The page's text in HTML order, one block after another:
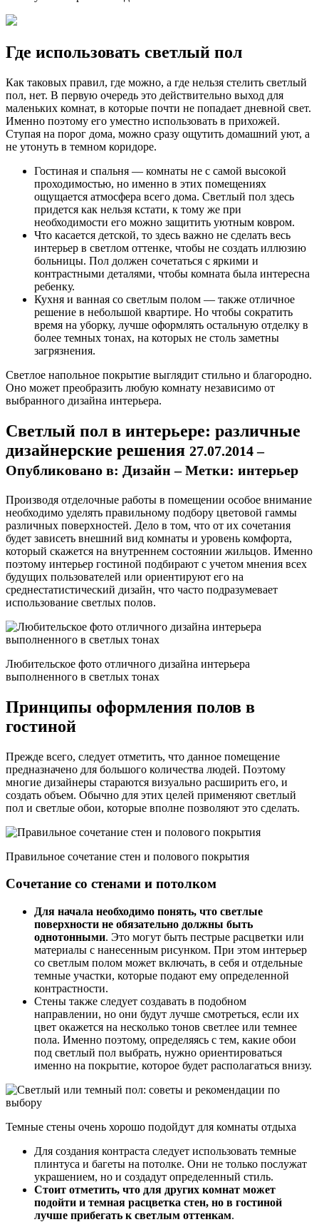
Где использовать светлый пол
Как таковых правил, где можно, а где нельзя стелить светлый
пол, нет. В первую очередь это действительно выход для
маленьких комнат, в которые почти не попадает дневной свет.
Именно поэтому его уместно использовать в прихожей.
Ступая на порог дома, можно сразу ощутить домашний уют, а
не утонуть в темном коридоре.
Гостиная и спальня — комнаты не с самой высокой
проходимостью, но именно в этих помещениях
ощущается атмосфера всего дома. Светлый пол здесь
придется как нельзя кстати, к тому же при
необходимости его можно защитить уютным ковром.
Что касается детской, то здесь важно не сделать весь
интерьер в светлом оттенке, чтобы не создать иллюзию
больницы. Пол должен сочетаться с яркими и
контрастными деталями, чтобы комната была интересна
ребенку.
Кухня и ванная со светлым полом — также отличное
решение в небольшой квартире. Но чтобы сократить
время на уборку, лучше оформлять остальную отделку в
более темных тонах, на которых не столь заметны
загрязнения.
Светлое напольное покрытие выглядит стильно и благородно.
Оно может преобразить любую комнату независимо от
выбранного дизайна интерьера.
Светлый пол в интерьере: различные
дизайнерские решения 27.07.2014 –
Опубликовано в: Дизайн – Метки: интерьер
Производя отделочные работы в помещении особое внимание
необходимо уделять правильному подбору цветовой гаммы
различных поверхностей. Дело в том, что от их сочетания
будет зависеть внешний вид комнаты и уровень комфорта,
который скажется на внутреннем состоянии жильцов. Именно
поэтому интерьер гостиной подбирают с учетом мнения всех
будущих пользователей или ориентируют его на
среднестатистический дизайн, что часто подразумевает
использование светлых полов.
Любительское фото отличного дизайна интерьера
выполненного в светлых тонах
Принципы оформления полов в
гостиной
Прежде всего, следует отметить, что данное помещение
предназначено для большого количества людей. Поэтому
многие дизайнеры стараются визуально расширить его, и
создать объем. Обычно для этих целей применяют светлый
пол и светлые обои, которые вполне позволяют это сделать.
Правильное сочетание стен и полового покрытия
Сочетание со стенами и потолком
Для начала необходимо понять, что светлые
поверхности не обязательно должны быть
однотонными. Это могут быть пестрые расцветки или
материалы с нанесенным рисунком. При этом интерьер
со светлым полом может включать, в себя и отдельные
темные участки, которые подают ему определенной
контрастности.
Стены также следует создавать в подобном
направлении, но они будут лучше смотреться, если их
цвет окажется на несколько тонов светлее или темнее
пола. Именно поэтому, определяясь с тем, какие обои
под светлый пол выбрать, нужно ориентироваться
именно на покрытие, которое будет располагаться внизу.
Темные стены очень хорошо подойдут для комнаты отдыха
Для создания контраста следует использовать темные
плинтуса и багеты на потолке. Они не только послужат
украшением, но и создадут определенный стиль.
Стоит отметить, что для других комнат может
подойти и темная расцветка стен, но в гостиной
лучше прибегать к светлым оттенкам.